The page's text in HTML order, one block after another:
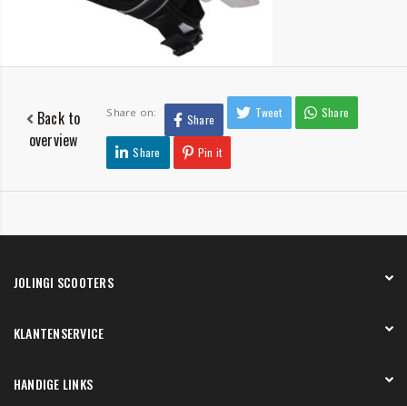
Back to
overview
Share on: Share Tweet Share
Share Pin it
JOLINGI SCOOTERS
Onze showroom
KLANTENSERVICE
Verzending en bezorging
HANDIGE LINKS